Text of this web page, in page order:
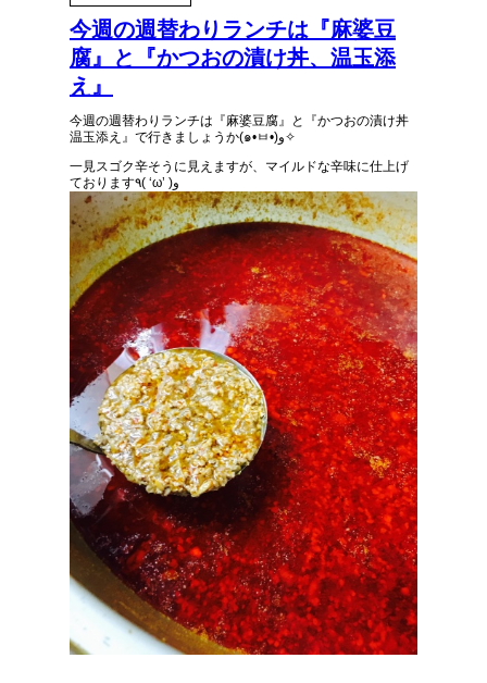
今週の週替わりランチは『麻婆豆
腐』と『かつおの漬け丼、温玉添
え』
今週の週替わりランチは『麻婆豆腐』と『かつおの漬け丼
温玉添え』で行きましょうか(๑•ㅂ•)و✧
一見スゴク辛そうに見えますが、マイルドな辛味に仕上げ